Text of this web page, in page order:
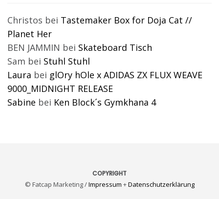
Christos bei Tastemaker Box for Doja Cat //
Planet Her
BEN JAMMIN bei Skateboard Tisch
Sam bei Stuhl Stuhl
Laura bei glOry hOle x ADIDAS ZX FLUX WEAVE
9000_MIDNIGHT RELEASE
Sabine bei Ken Block´s Gymkhana 4
COPYRIGHT
© Fatcap Marketing /Impressum +Datenschutzerklärung